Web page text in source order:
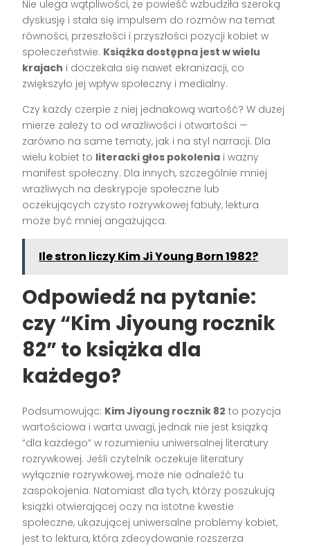
Nie ulega wątpliwości, że powieść wzbudziła szeroką
dyskusję i stała się impulsem do rozmów na temat
równości, przeszłości i przyszłości pozycji kobiet w
społeczeństwie. Książka dostępna jest w wielu
krajach i doczekała się nawet ekranizacji, co
zwiększyło jej wpływ społeczny i medialny.
Czy każdy czerpie z niej jednakową wartość? W dużej
mierze zależy to od wrażliwości i otwartości —
zarówno na same tematy, jak i na styl narracji. Dla
wielu kobiet to literacki głos pokolenia i ważny
manifest społeczny. Dla innych, szczególnie mniej
wrażliwych na deskrypcje społeczne lub
oczekujących czysto rozrywkowej fabuły, lektura
może być mniej angażująca.
Ile stron liczy Kim Ji Young Born 1982?
Odpowiedź na pytanie:
czy “Kim Jiyoung rocznik
82” to książka dla
każdego?
Podsumowując: Kim Jiyoung rocznik 82 to pozycja
wartościowa i warta uwagi, jednak nie jest książką
“dla każdego” w rozumieniu uniwersalnej literatury
rozrywkowej. Jeśli czytelnik oczekuje literatury
wyłącznie rozrywkowej, może nie odnaleźć tu
zaspokojenia. Natomiast dla tych, którzy poszukują
książki otwierającej oczy na istotne kwestie
społeczne, ukazującej uniwersalne problemy kobiet,
jest to lektura, która zdecydowanie rozszerza